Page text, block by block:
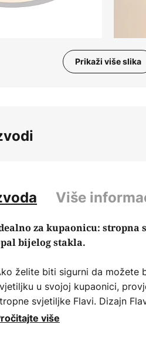
Prikaži više slika
Više
za kupaonicu:
bijelog stakla.
želite biti sigurni da možete
u svojoj kupaonici,
svjetiljke Flavi. Dizajn
moderan. Abažur od
više